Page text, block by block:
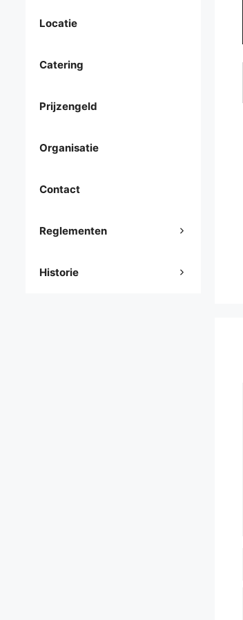
Locatie
Catering
Prijzengeld
Organisatie
Contact
Reglementen
Historie